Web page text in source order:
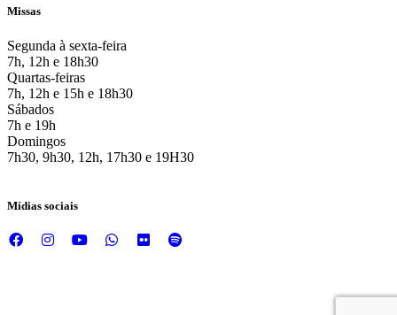
Missas
Segunda à sexta-feira
7h, 12h e 18h30
Quartas-feiras
7h, 12h e 15h e 18h30
Sábados
7h e 19h
Domingos
7h30, 9h30, 12h, 17h30 e 19H30
Mídias sociais